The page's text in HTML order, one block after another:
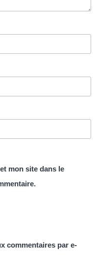
mon site dans le
commentaires par e-